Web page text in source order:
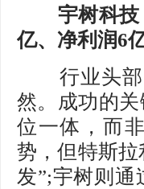
宇树科技
亿、净利润6
行业头部
然。成功的
位一体，而
势，但特斯
发”;宇树则